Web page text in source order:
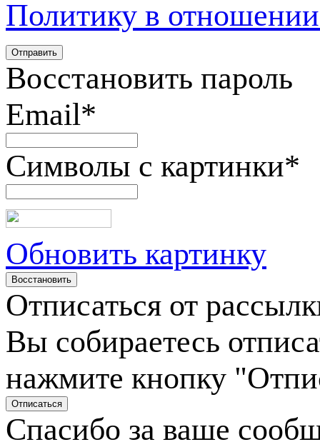
Политику в
Восстановить пароль
Email*
Символы с картинки*
Обновить картинку
Отписаться от
Вы собираетесь
нажмите кнопку
Спасибо за ваше